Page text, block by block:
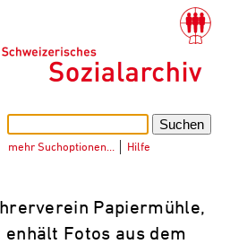
mehr Suchoptionen… Hilfe
Papiermühle,
enhält Fotos aus dem